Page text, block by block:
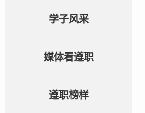
学子风采
媒体看遵职
遵职榜样